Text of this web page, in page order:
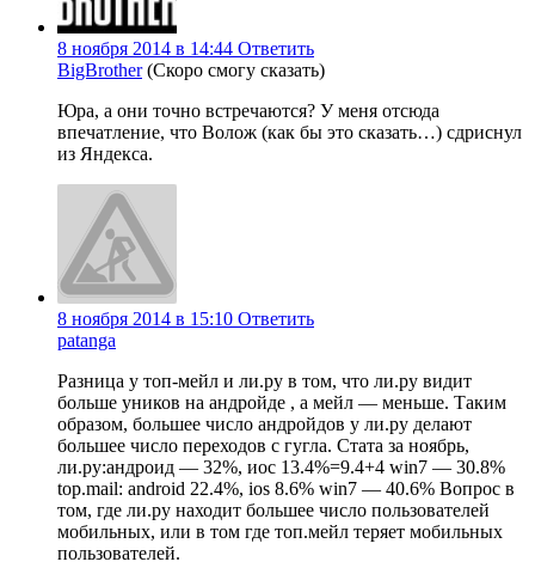
8 ноября 2014 в 14:44 Ответить
BigBrother (Скоро смогу сказать)
Юра, а они точно встречаются? У меня отсюда
впечатление, что Волож (как бы это сказать…) сдриснул
из Яндекса.
8 ноября 2014 в 15:10 Ответить
patanga
Разница у топ-мейл и ли.ру в том, что ли.ру видит
больше уников на андройде , а мейл — меньше. Таким
образом, большее число андройдов у ли.ру делают
большее число переходов с гугла. Cтата за ноябрь,
ли.ру:андроид — 32%, иос 13.4%=9.4+4 win7 — 30.8%
top.mail: android 22.4%, ios 8.6% win7 — 40.6% Вопрос в
том, где ли.ру находит большее число пользователей
мобильных, или в том где топ.мейл теряет мобильных
пользователей.